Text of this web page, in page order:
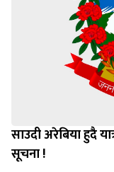
साउदी अरेबिया हुदै
सूचना !